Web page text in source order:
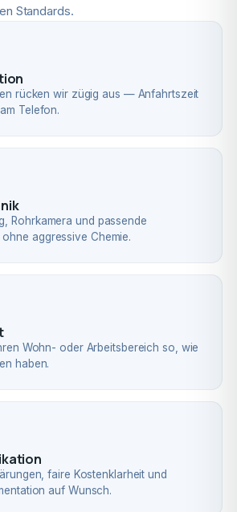
Standards.
rücken wir zügig aus — Anfahrtszeit
Telefon.
Rohrkamera und passende
aggressive Chemie.
Wohn- oder Arbeitsbereich so, wie
haben.
faire Kostenklarheit und
auf Wunsch.